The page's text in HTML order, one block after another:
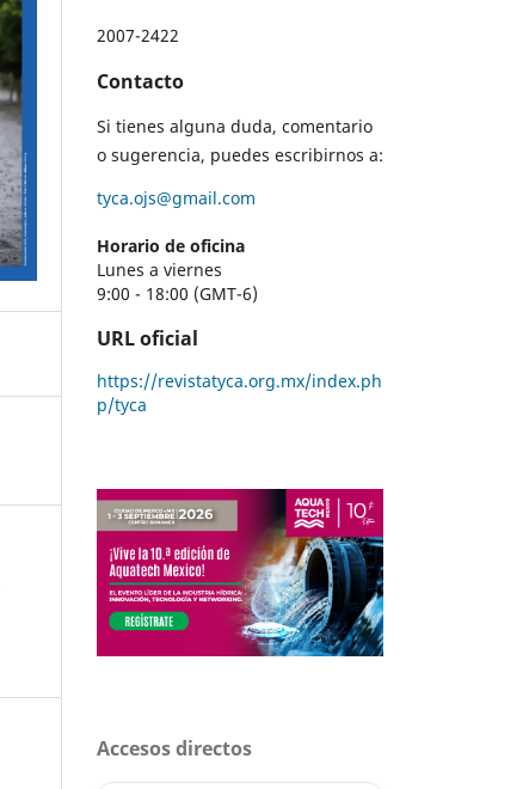
2007-2422
Contacto
Si tienes alguna duda, comentario
o sugerencia, puedes escribirnos a:
tyca.ojs@gmail.com
Horario de oficina
Lunes a viernes
9:00 - 18:00 (GMT-6)
URL oficial
https://revistatyca.org.mx/index.ph
p/tyca
Accesos directos